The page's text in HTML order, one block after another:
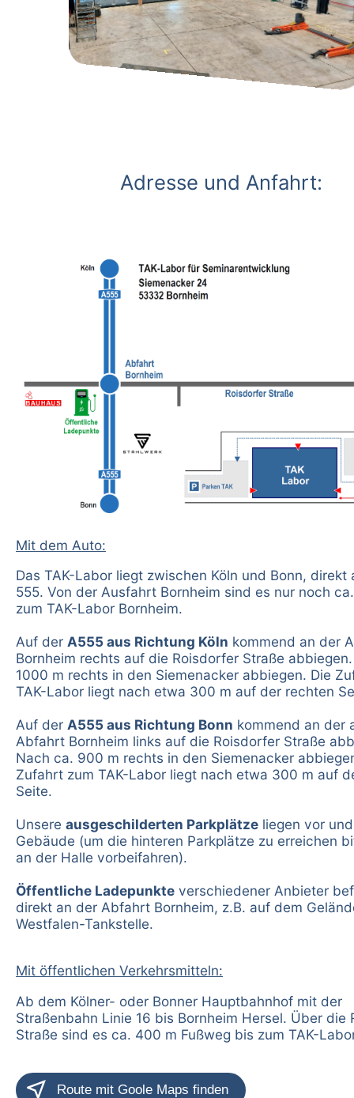
Adresse und Anfahrt:
Mit dem Auto:
Das TAK-Labor liegt zwischen Köln und Bonn, direkt
555. Von der Ausfahrt Bornheim sind es nur noch
zum TAK-Labor Bornheim.
Auf der A555 aus Richtung Köln kommend an der
Bornheim rechts auf die Roisdorfer Straße
1000 m rechts in den Siemenacker abbiegen. Die
TAK-Labor liegt nach etwa 300 m auf der rechten
Auf der A555 aus Richtung Bonn kommend an der
Abfahrt Bornheim links auf die Roisdorfer Straße
Nach ca. 900 m rechts in den Siemenacker
Zufahrt zum TAK-Labor liegt nach etwa 300 m auf
Seite.
Unsere ausgeschilderten Parkplätze liegen vor
Gebäude (um die hinteren Parkplätze zu erreichen
an der Halle vorbeifahren).
Öffentliche Ladepunkte verschiedener Anbieter
direkt an der Abfahrt Bornheim, z.B. auf dem
Westfalen-Tankstelle.
Mit öffentlichen Verkehrsmitteln:
Ab dem Kölner- oder Bonner Hauptbahnhof mit der
Straßenbahn Linie 16 bis Bornheim Hersel. Über die
Straße sind es ca. 400 m Fußweg bis zum TAK-